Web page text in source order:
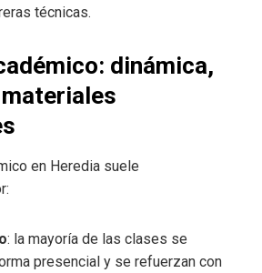
técnicas.
dinámica,
en Heredia suele
: la mayoría de las clases se
presencial y se refuerzan con